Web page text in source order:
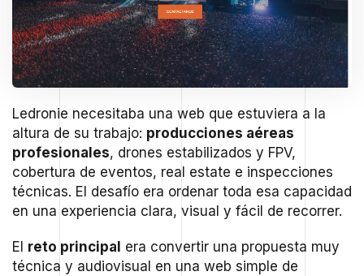
Ledronie necesitaba una web que estuviera a la
altura de su trabajo: producciones aéreas
profesionales, drones estabilizados y FPV,
cobertura de eventos, real estate e inspecciones
técnicas. El desafío era ordenar toda esa capacidad
en una experiencia clara, visual y fácil de recorrer.
El reto principal era convertir una propuesta muy
técnica y audiovisual en una web simple de